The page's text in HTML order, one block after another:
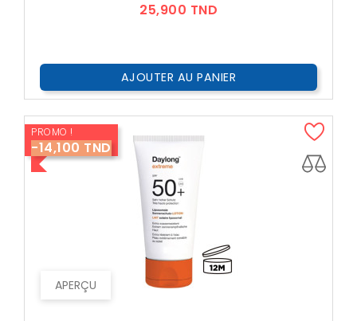
25,900 TND
AJOUTER AU PANIER
APERÇU
PROMO !
-14,100 TND